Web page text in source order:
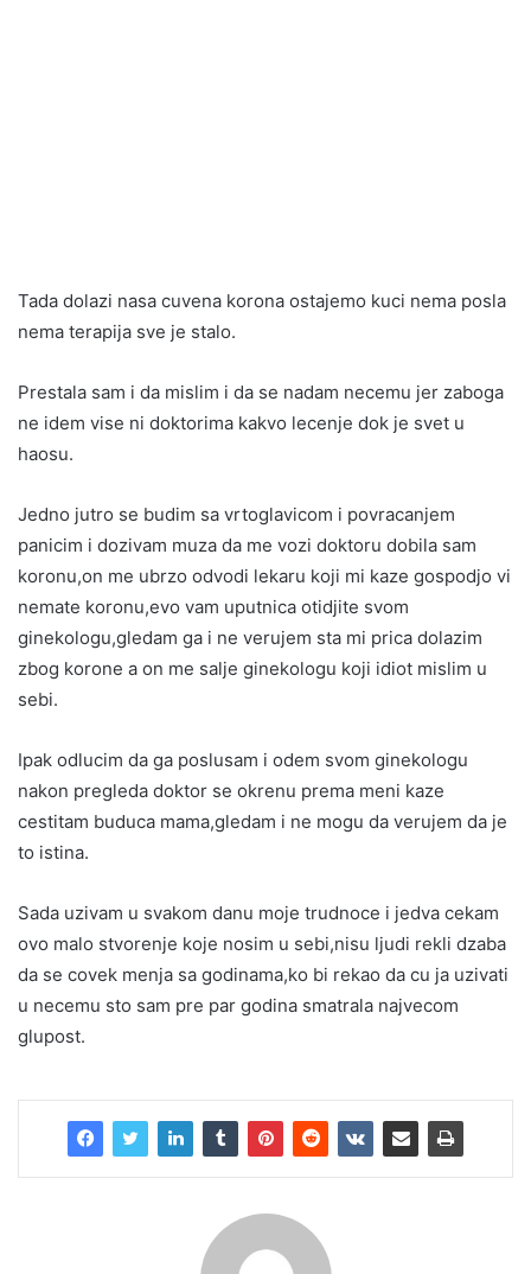
Tada dolazi nasa cuvena korona ostajemo kuci nema posla
nema terapija sve je stalo.
Prestala sam i da mislim i da se nadam necemu jer zaboga
ne idem vise ni doktorima kakvo lecenje dok je svet u
haosu.
Jedno jutro se budim sa vrtoglavicom i povracanjem
panicim i dozivam muza da me vozi doktoru dobila sam
koronu,on me ubrzo odvodi lekaru koji mi kaze gospodjo vi
nemate koronu,evo vam uputnica otidjite svom
ginekologu,gledam ga i ne verujem sta mi prica dolazim
zbog korone a on me salje ginekologu koji idiot mislim u
sebi.
Ipak odlucim da ga poslusam i odem svom ginekologu
nakon pregleda doktor se okrenu prema meni kaze
cestitam buduca mama,gledam i ne mogu da verujem da je
to istina.
Sada uzivam u svakom danu moje trudnoce i jedva cekam
ovo malo stvorenje koje nosim u sebi,nisu ljudi rekli dzaba
da se covek menja sa godinama,ko bi rekao da cu ja uzivati
u necemu sto sam pre par godina smatrala najvecom
glupost.